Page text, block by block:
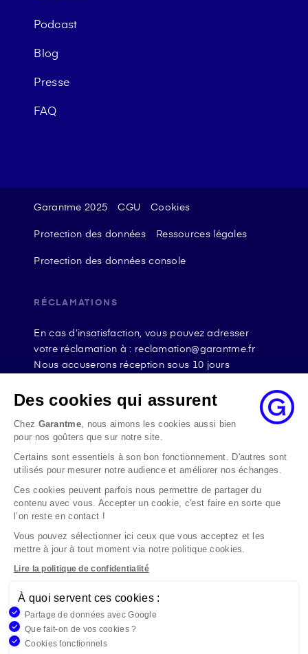
Podcast
Blog
Presse
FAQ
Garantme 2025 CGU Cookies
Protection des données Ressources légales
Protection des données console
RÉCLAMATIONS
En cas d’insatisfaction, vous pouvez adresser
votre réclamation à : reclamation@garantme.fr
Nous accuserons réception sous 10 jours
état de cause, nous répondrons à la réclamation
au maximum dans les 2 mois.
Si le désaccord persiste, vous pouvez solliciter
l’avis du Médiateur de l’Assurance par internet à
l’adresse La médiation de l’assurance - Accueil
Par courrier à l’adresse : La Médiation de
l’Assurance TSA 50110 75441 PARIS CEDEX 09 ou
par email à l’adresse www.mediation-
assurance.org
La saisine du Médiateur de l’Assurance est gratuite
mais ne peut intervenir qu’après nous avoir
adressé une réclamation écrite.
Garantme, société par actions simplifiée au capital de 19
908,16 €, 832 523 344 RCS Bobigny. Entreprise régie par le
Code des Assurances et immatriculée à l’ORIAS
Des cookies qui assurent
Chez Garantme, nous aimons les cookies aussi bien
pour nos goûters que sur notre site.
Certains sont essentiels à son bon fonctionnement. D'autres sont
utilisés pour mesurer notre audience et améliorer nos échanges.
Ces cookies peuvent parfois nous permettre de partager du
contenu avec vous. Accepter un cookie, c'est faire en sorte que
l’on reste en contact !
Vous pouvez sélectionner ici ceux que vous acceptez et les
mettre à jour à tout moment via notre politique cookies.
Lire la politique de confidentialité
À quoi servent ces cookies :
Partage de données avec Google
Que fait-on de vos cookies ?
Cookies fonctionnels